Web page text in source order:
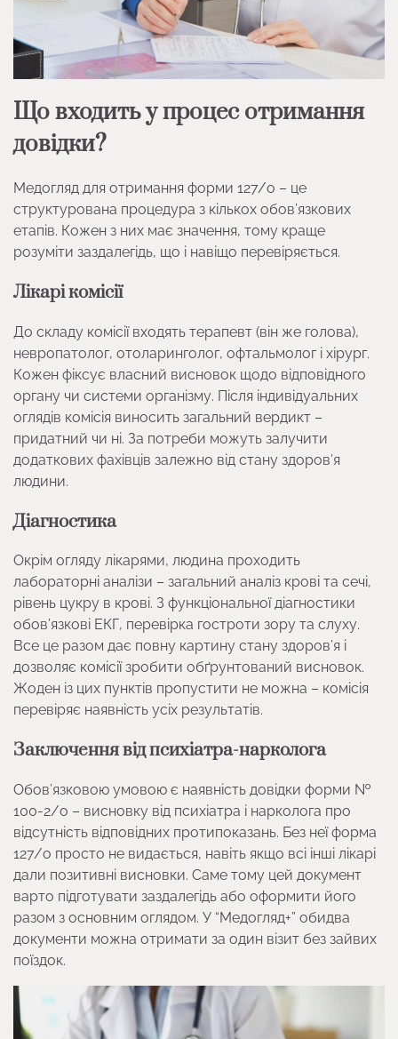
Що входить у процес отримання
довідки?
Медогляд для отримання форми 127/о – це
структурована процедура з кількох обов’язкових
етапів. Кожен з них має значення, тому краще
розуміти заздалегідь, що і навіщо перевіряється.
Лікарі комісії
До складу комісії входять терапевт (він же голова),
невропатолог, отоларинголог, офтальмолог і хірург.
Кожен фіксує власний висновок щодо відповідного
органу чи системи організму. Після індивідуальних
оглядів комісія виносить загальний вердикт –
придатний чи ні. За потреби можуть залучити
додаткових фахівців залежно від стану здоров’я
людини.
Діагностика
Окрім огляду лікарями, людина проходить
лабораторні аналізи – загальний аналіз крові та сечі,
рівень цукру в крові. З функціональної діагностики
обов’язкові ЕКГ, перевірка гостроти зору та слуху.
Все це разом дає повну картину стану здоров’я і
дозволяє комісії зробити обґрунтований висновок.
Жоден із цих пунктів пропустити не можна – комісія
перевіряє наявність усіх результатів.
Заключення від психіатра-нарколога
Обов’язковою умовою є наявність довідки форми №
100-2/о – висновку від психіатра і нарколога про
відсутність відповідних протипоказань. Без неї форма
127/о просто не видається, навіть якщо всі інші лікарі
дали позитивні висновки. Саме тому цей документ
варто підготувати заздалегідь або оформити його
разом з основним оглядом. У “Медогляд+” обидва
документи можна отримати за один візит без зайвих
поїздок.